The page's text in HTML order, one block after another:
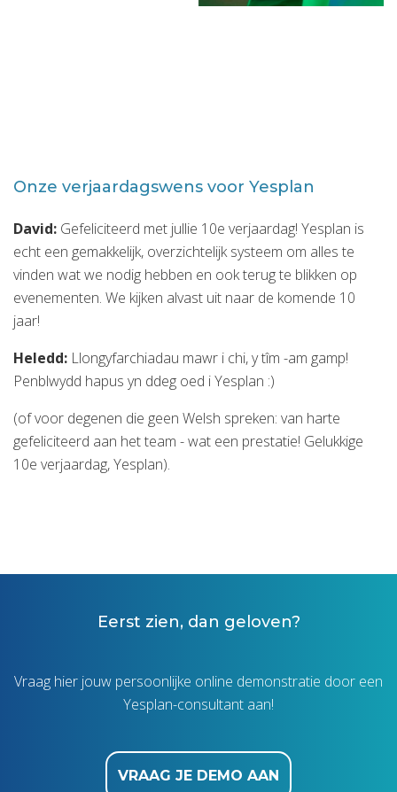
Onze verjaardagswens voor Yesplan
David: Gefeliciteerd met jullie 10e verjaardag! Yesplan is
echt een gemakkelijk, overzichtelijk systeem om alles te
vinden wat we nodig hebben en ook terug te blikken op
evenementen. We kijken alvast uit naar de komende 10
jaar!
Heledd: Llongyfarchiadau mawr i chi, y tîm -am gamp!
Penblwydd hapus yn ddeg oed i Yesplan :)
(of voor degenen die geen Welsh spreken: van harte
gefeliciteerd aan het team - wat een prestatie! Gelukkige
10e verjaardag, Yesplan).
Eerst zien, dan geloven?
Vraag hier jouw persoonlijke online demonstratie door een
Yesplan-consultant aan!
VRAAG JE DEMO AAN